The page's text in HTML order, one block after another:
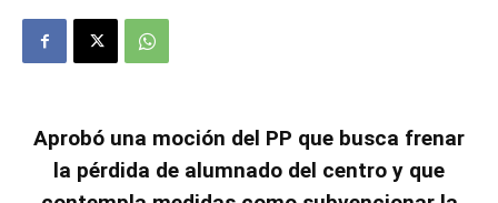
Aprobó una moción del PP que busca frenar
la pérdida de alumnado del centro y que